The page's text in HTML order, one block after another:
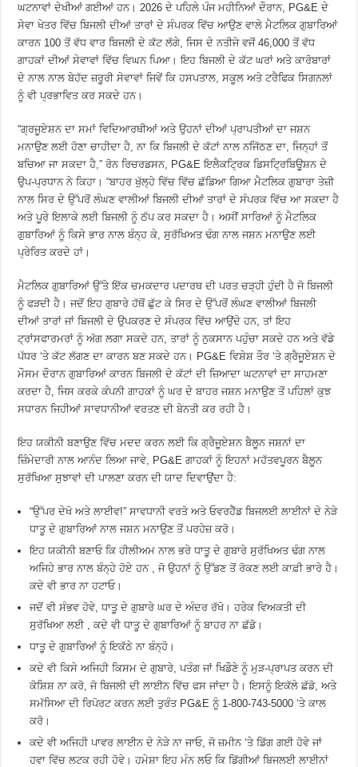
ਘਟਨਾਵਾਂ ਦੇਖੀਆਂ ਗਈਆਂ ਹਨ। 2026 ਦੇ ਪਹਿਲੇ ਪੰਜ ਮਹੀਨਿਆਂ ਦੌਰਾਨ, PG&E ਦੇ
ਸੇਵਾ ਖੇਤਰ ਵਿੱਚ ਬਿਜਲੀ ਦੀਆਂ ਤਾਰਾਂ ਦੇ ਸੰਪਰਕ ਵਿੱਚ ਆਉਣ ਵਾਲੇ ਮੈਟਲਿਕ ਗੁਬਾਰਿਆਂ
ਕਾਰਨ 100 ਤੋਂ ਵੱਧ ਵਾਰ ਬਿਜਲੀ ਦੇ ਕੱਟ ਲੱਗੇ, ਜਿਸ ਦੇ ਨਤੀਜੇ ਵਜੋਂ 46,000 ਤੋਂ ਵੱਧ
ਗਾਹਕਾਂ ਦੀਆਂ ਸੇਵਾਵਾਂ ਵਿੱਚ ਵਿਘਨ ਪਿਆ। ਇਹ ਬਿਜਲੀ ਦੇ ਕੱਟ ਘਰਾਂ ਅਤੇ ਕਾਰੋਬਾਰਾਂ
ਦੇ ਨਾਲ ਨਾਲ ਬੇਹੱਦ ਜ਼ਰੂਰੀ ਸੇਵਾਵਾਂ ਜਿਵੇਂ ਕਿ ਹਸਪਤਾਲ, ਸਕੂਲ ਅਤੇ ਟਰੈਫਿਕ ਸਿਗਨਲਾਂ
ਨੂੰ ਵੀ ਪ੍ਰਭਾਵਿਤ ਕਰ ਸਕਦੇ ਹਨ।
“ਗ੍ਰਜੂਏਸ਼ਨ ਦਾ ਸਮਾਂ ਵਿਦਿਆਰਥੀਆਂ ਅਤੇ ਉਹਨਾਂ ਦੀਆਂ ਪ੍ਰਾਪਤੀਆਂ ਦਾ ਜਸ਼ਨ
ਮਨਾਉਣ ਲਈ ਹੋਣਾ ਚਾਹੀਦਾ ਹੈ, ਨਾ ਕਿ ਬਿਜਲੀ ਦੇ ਕੱਟਾਂ ਨਾਲ ਨਜਿੱਠਣ ਦਾ, ਜਿਨ੍ਹਾਂ ਤੋਂ
ਬਚਿਆ ਜਾ ਸਕਦਾ ਹੈ,” ਰੋਨ ਰਿਚਰਡਸਨ, PG&E ਇਲੈਕਟ੍ਰਿਕ ਡਿਸਟ੍ਰਿਬਿਊਸ਼ਨ ਦੇ
ਉਪ-ਪ੍ਰਧਾਨ ਨੇ ਕਿਹਾ। “ਬਾਹਰ ਖੁੱਲ੍ਹੇ ਵਿੱਚ ਵਿੱਚ ਛੱਡਿਆ ਗਿਆ ਮੈਟਲਿਕ ਗੁਬਾਰਾ ਤੇਜ਼ੀ
ਨਾਲ ਸਿਰ ਦੇ ਉੱਪਰੋਂ ਲੰਘਣ ਵਾਲੀਆਂ ਬਿਜਲੀ ਦੀਆਂ ਤਾਰਾਂ ਦੇ ਸੰਪਰਕ ਵਿੱਚ ਆ ਸਕਦਾ ਹੈ
ਅਤੇ ਪੂਰੇ ਇਲਾਕੇ ਲਈ ਬਿਜਲੀ ਨੂੰ ਠੱਪ ਕਰ ਸਕਦਾ ਹੈ। ਅਸੀਂ ਸਾਰਿਆਂ ਨੂੰ ਮੈਟਲਿਕ
ਗੁਬਾਰਿਆਂ ਨੂੰ ਕਿਸੇ ਭਾਰ ਨਾਲ ਬੰਨ੍ਹ ਕੇ, ਸੁਰੱਖਿਅਤ ਢੰਗ ਨਾਲ ਜਸ਼ਨ ਮਨਾਉਣ ਲਈ
ਪ੍ਰੇਰਿਤ ਕਰਦੇ ਹਾਂ।
ਮੈਟਲਿਕ ਗੁਬਾਰਿਆਂ ਉੱਤੇ ਇੱਕ ਚਮਕਦਾਰ ਪਦਾਰਥ ਦੀ ਪਰਤ ਚੜ੍ਹੀ ਹੁੰਦੀ ਹੈ ਜੋ ਬਿਜਲੀ
ਨੂੰ ਫੜਦੀ ਹੈ। ਜਦੋਂ ਇਹ ਗੁਬਾਰੇ ਹੱਥੋਂ ਛੁੱਟ ਕੇ ਸਿਰ ਦੇ ਉੱਪਰੋਂ ਲੰਘਣ ਵਾਲੀਆਂ ਬਿਜਲੀ
ਦੀਆਂ ਤਾਰਾਂ ਜਾਂ ਬਿਜਲੀ ਦੇ ਉਪਕਰਣ ਦੇ ਸੰਪਰਕ ਵਿੱਚ ਆਉਂਦੇ ਹਨ, ਤਾਂ ਇਹ
ਟ੍ਰਾਂਸਫਾਰਮਰਾਂ ਨੂੰ ਅੱਗ ਲਗਾ ਸਕਦੇ ਹਨ, ਤਾਰਾਂ ਨੂੰ ਨੁਕਸਾਨ ਪਹੁੰਚਾ ਸਕਦੇ ਹਨ ਅਤੇ ਵੱਡੇ
ਪੱਧਰ ‘ਤੇ ਕੱਟ ਲੱਗਣ ਦਾ ਕਾਰਨ ਬਣ ਸਕਦੇ ਹਨ। PG&E ਵਿਸ਼ੇਸ਼ ਤੌਰ ‘ਤੇ ਗ੍ਰੈਜੂਏਸ਼ਨ ਦੇ
ਮੌਸਮ ਦੌਰਾਨ ਗੁਬਾਰਿਆਂ ਕਾਰਨ ਬਿਜਲੀ ਦੇ ਕੱਟਾਂ ਦੀ ਜ਼ਿਆਦਾ ਘਟਨਾਵਾਂ ਦਾ ਸਾਹਮਣਾ
ਕਰਦਾ ਹੈ, ਜਿਸ ਕਰਕੇ ਕੰਪਨੀ ਗਾਹਕਾਂ ਨੂੰ ਘਰ ਦੇ ਬਾਹਰ ਜਸ਼ਨ ਮਨਾਉਣ ਤੋਂ ਪਹਿਲਾਂ ਕੁਝ
ਸਧਾਰਨ ਜਿਹੀਆਂ ਸਾਵਧਾਨੀਆਂ ਵਰਤਣ ਦੀ ਬੇਨਤੀ ਕਰ ਰਹੀ ਹੈ।
ਇਹ ਯਕੀਨੀ ਬਣਾਉਣ ਵਿੱਚ ਮਦਦ ਕਰਨ ਲਈ ਕਿ ਗ੍ਰੈਜੂਏਸ਼ਨ ਬੈਲੂਨ ਜਸ਼ਨਾਂ ਦਾ
ਜ਼ਿੰਮੇਦਾਰੀ ਨਾਲ ਆਨੰਦ ਲਿਆ ਜਾਵੇ, PG&E ਗਾਹਕਾਂ ਨੂੰ ਇਹਨਾਂ ਮਹੱਤਵਪੂਰਨ ਬੈਲੂਨ
ਸੁਰੱਖਿਆ ਸੁਝਾਵਾਂ ਦੀ ਪਾਲਣਾ ਕਰਨ ਦੀ ਯਾਦ ਦਿਵਾਉਂਦਾ ਹੈ:
“ਉੱਪਰ ਦੇਖੋ ਅਤੇ ਲਾਈਵ!” ਸਾਵਧਾਨੀ ਵਰਤੋ ਅਤੇ ਓਵਰਹੈੱਡ ਬਿਜਲਈ ਲਾਈਨਾਂ ਦੇ ਨੇੜੇ
ਧਾਤੂ ਦੇ ਗੁਬਾਰਿਆਂ ਨਾਲ ਜਸ਼ਨ ਮਨਾਉਣ ਤੋਂ ਪਰਹੇਜ਼ ਕਰੋ।
ਇਹ ਯਕੀਨੀ ਬਣਾਓ ਕਿ ਹੀਲੀਅਮ ਨਾਲ ਭਰੇ ਧਾਤੂ ਦੇ ਗੁਬਾਰੇ ਸੁਰੱਖਿਅਤ ਢੰਗ ਨਾਲ
ਅਜਿਹੇ ਭਾਰ ਨਾਲ ਬੰਨ੍ਹੇ ਹੋਏ ਹਨ , ਜੋ ਉਹਨਾਂ ਨੂੰ ਉੱਡਣ ਤੋਂ ਰੋਕਣ ਲਈ ਕਾਫ਼ੀ ਭਾਰੇ ਹੈ।
ਕਦੇ ਵੀ ਭਾਰ ਨਾ ਹਟਾਓ।
ਜਦੋਂ ਵੀ ਸੰਭਵ ਹੋਵੇ, ਧਾਤੂ ਦੇ ਗੁਬਾਰੇ ਘਰ ਦੇ ਅੰਦਰ ਰੱਖੋ। ਹਰੇਕ ਵਿਅਕਤੀ ਦੀ
ਸੁਰੱਖਿਆ ਲਈ , ਕਦੇ ਵੀ ਧਾਤੂ ਦੇ ਗੁਬਾਰਿਆਂ ਨੂੰ ਬਾਹਰ ਨਾ ਛੱਡੋ।
ਧਾਤੂ ਦੇ ਗੁਬਾਰਿਆਂ ਨੂੰ ਇਕੱਠੇ ਨਾ ਬੰਨ੍ਹੋ।
ਕਦੇ ਵੀ ਕਿਸੇ ਅਜਿਹੀ ਕਿਸਮ ਦੇ ਗੁਬਾਰੇ, ਪਤੰਗ ਜਾਂ ਖਿਡੌਣੇ ਨੂੰ ਮੁੜ-ਪ੍ਰਾਪਤ ਕਰਨ ਦੀ
ਕੋਸ਼ਿਸ਼ ਨਾ ਕਰੋ, ਜੋ ਬਿਜਲੀ ਦੀ ਲਾਈਨ ਵਿੱਚ ਫਸ ਜਾਂਦਾ ਹੈ। ਇਸਨੂੰ ਇਕੱਲੇ ਛੱਡੋ, ਅਤੇ
ਸਮੱਸਿਆ ਦੀ ਰਿਪੋਰਟ ਕਰਨ ਲਈ ਤੁਰੰਤ PG&E ਨੂੰ 1-800-743-5000 ‘ਤੇ ਕਾਲ
ਕਰੋ।
ਕਦੇ ਵੀ ਅਜਿਹੀ ਪਾਵਰ ਲਾਈਨ ਦੇ ਨੇੜੇ ਨਾ ਜਾਓ, ਜੋ ਜ਼ਮੀਨ ‘ਤੇ ਡਿੱਗ ਗਈ ਹੋਵੇ ਜਾਂ
ਹਵਾ ਵਿੱਚ ਲਟਕ ਰਹੀ ਹੋਵੇ। ਹਮੇਸ਼ਾ ਇਹ ਮੰਨ ਲਓ ਕਿ ਡਿੱਗੀਆਂ ਬਿਜਲਈ ਲਾਈਨਾਂ